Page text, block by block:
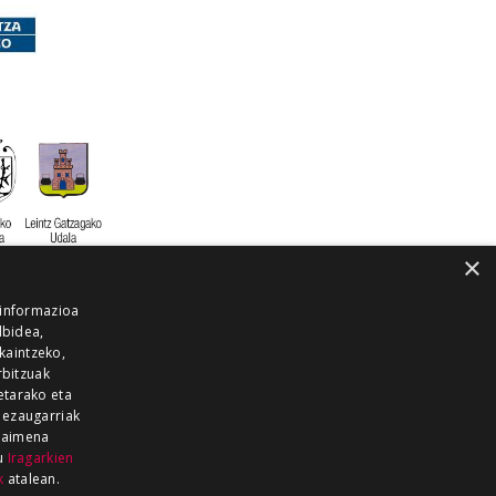
GUKA
×
eta
Iragarkien
atalean.